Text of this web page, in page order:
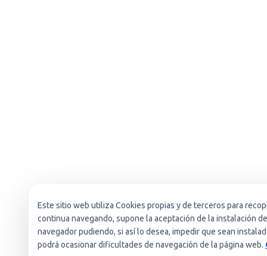
Este sitio web utiliza Cookies propias y de terceros para
continua navegando, supone la aceptación de la instalación
navegador pudiendo, si así lo desea, impedir que sean
podrá ocasionar dificultades de navegación de la página web.